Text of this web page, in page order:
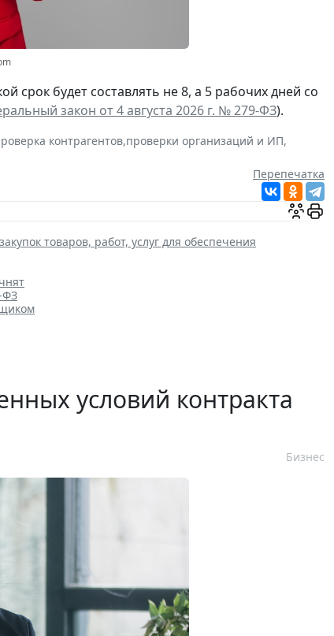
срок будет составлять не 8, а 5 рабочих дней со
закон от 4 августа 2026 г. № 279-ФЗ).
контрагентов,проверки организаций и ИП,
Перепечатка
товаров, работ, услуг для обеспечения
ФЗ
условий контракта
Бизнес